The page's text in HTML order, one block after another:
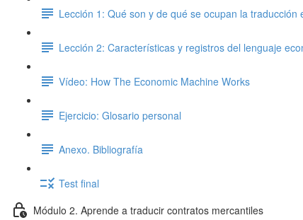
Lección 1: Qué son y de qué se ocupan la traducción
Lección 2: Características y registros del lenguaje
Vídeo: How The Economic Machine Works
Ejercicio: Glosario personal
Anexo. Bibliografía
Test final
Módulo 2. Aprende a traducir contratos mercantiles